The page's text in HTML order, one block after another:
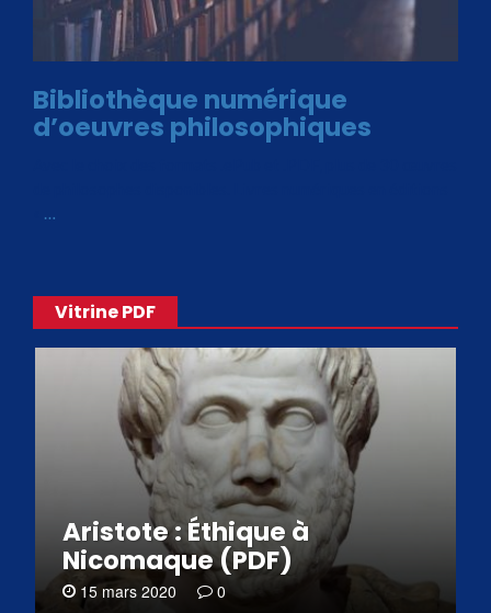
Bibliothèque numérique
d’oeuvres philosophiques
…
Vitrine PDF
Aristote : Éthique à
Nicomaque (PDF)
15 mars 2020 0